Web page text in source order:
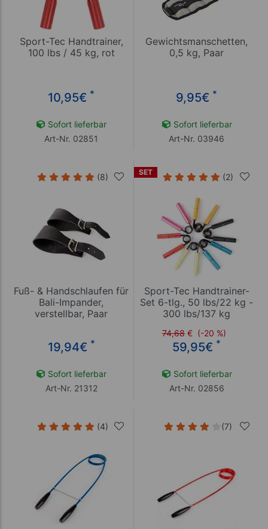
Sport-Tec Handtrainer,
100 lbs / 45 kg, rot
10,95€ *
Sofort lieferbar
Art-Nr. 02851
Gewichtsmanschetten,
0,5 kg, Paar
9,95€ *
Sofort lieferbar
Art-Nr. 03946
(8)
Fuß- & Handschlaufen für
Bali-Impander,
verstellbar, Paar
19,94€ *
Sofort lieferbar
Art-Nr. 21312
SET (2)
Sport-Tec Handtrainer-
Set 6-tlg., 50 lbs/22 kg -
300 lbs/137 kg
74,68 € (-20 %)
59,95€ *
Sofort lieferbar
Art-Nr. 02856
(4) (7)